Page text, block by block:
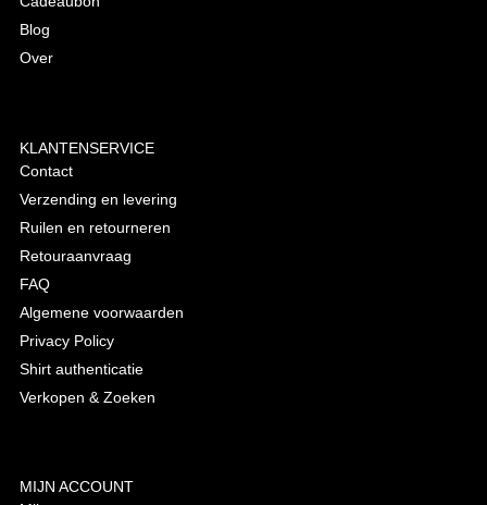
Blog
Over
KLANTENSERVICE
Contact
Verzending en levering
Ruilen en retourneren
Retouraanvraag
FAQ
Algemene voorwaarden
Privacy Policy
Shirt authenticatie
Verkopen & Zoeken
MIJN ACCOUNT